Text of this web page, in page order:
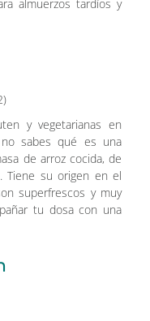
almuerzos tardíos y
y vegetarianas en
no sabes qué es una
de arroz cocida, de
Tiene su origen en el
superfrescos y muy
tu dosa con una